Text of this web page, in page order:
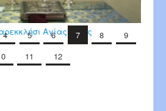
4 5 6 7 8
9
11 12
Αγίας Άννης